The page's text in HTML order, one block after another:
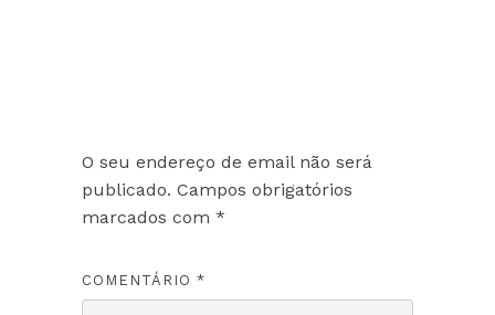
O seu endereço de email não será
publicado. Campos obrigatórios
marcados com*
COMENTÁRIO*